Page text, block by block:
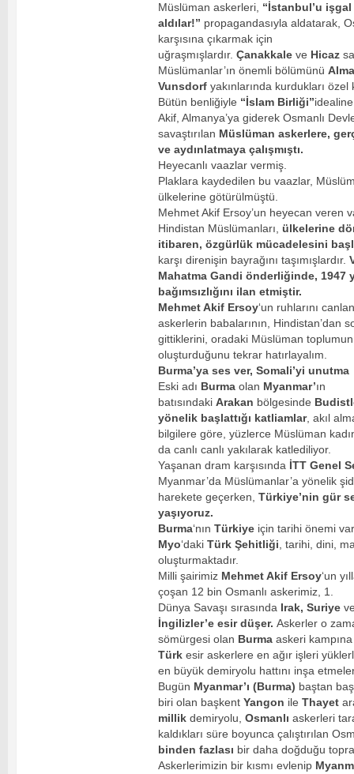
Müslüman askerleri, “İstanbul’u
aldılar!” propagandasıyla aldatarak,
karşısına çıkarmak için
uğraşmışlardır. Çanakkale ve Hicaz
Müslümanlar’ın önemli bölümünü
Vunsdorf yakınlarında kurdukları
Bütün benliğiyle “İslam Birliği”
Akif, Almanya’ya giderek Osmanlı
savaştırılan Müslüman askerlere,
ve aydınlatmaya çalışmıştı.
Heyecanlı vaazlar vermiş.
Plaklara kaydedilen bu vaazlar,
ülkelerine götürülmüştü.
Mehmet Akif Ersoy’un heyecan veren
Hindistan Müslümanları, ülkelerine
itibaren, özgürlük mücadelesini
karşı direnişin bayrağını taşımışlardır.
Mahatma Gandi önderliğinde, 1947
bağımsızlığını ilan etmiştir.
Mehmet Akif Ersoy‘un ruhlarını
askerlerin babalarının, Hindistan’dan
gittiklerini, oradaki Müslüman
oluşturduğunu tekrar hatırlayalım.
Burma’ya ses ver, Somali’yi unutma
Eski adı Burma olan Myanmar’ın
batısındaki Arakan bölgesinde
yönelik başlattığı katliamlar, akıl
bilgilere göre, yüzlerce Müslüman
da canlı canlı yakılarak katlediliyor.
Yaşanan dram karşısında İTT Genel
Myanmar’da Müslümanlar’a yönelik
harekete geçerken, Türkiye’nin gür
yaşıyoruz.
Burma‘nın Türkiye için tarihi önemi
Myo‘daki Türk Şehitliği , tarihi, dini,
oluşturmaktadır.
Milli şairimiz Mehmet Akif Ersoy‘un
çoşan 12 bin Osmanlı askerimiz, 1.
Dünya Savaşı sırasında Irak, Suriye
İngilizler’e esir düşer. Askerler o
sömürgesi olan Burma askeri
Türk esir askerlere en ağır işleri
en büyük demiryolu hattını inşa
Bugün Myanmar’ı (Burma) baştan
biri olan başkent Yangon ile Thayet
millik demiryolu, Osmanlı askerleri
kaldıkları süre boyunca çalıştırılan
binden fazlası bir daha doğduğu
Askerlerimizin bir kısmı evlenip